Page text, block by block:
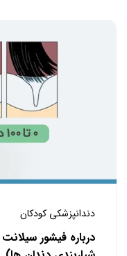
دندانپزشکی کودکان